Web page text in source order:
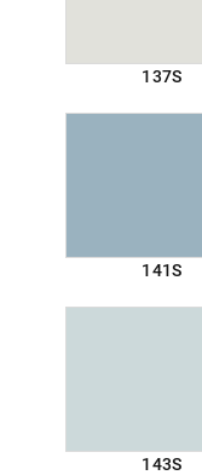
137S
141S
143S